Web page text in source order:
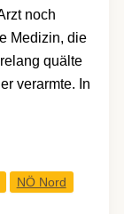
noch
Medizin, die
quälte
verarmte. In
NÖ Nord